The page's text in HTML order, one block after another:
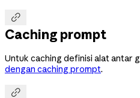

Caching prompt
Untuk caching definisi alat antar
dengan caching prompt.
